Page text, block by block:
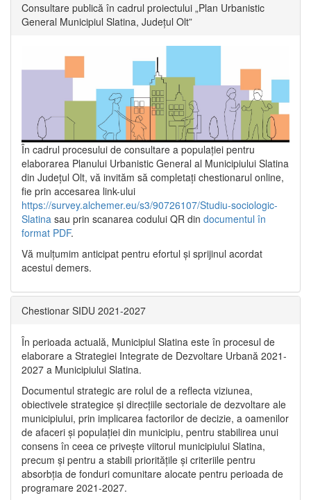
Consultare publică în cadrul proiectului „Plan Urbanistic
General Municipiul Slatina, Județul Olt”
În cadrul procesului de consultare a populaţiei pentru
elaborarea Planului Urbanistic General al Municipiului Slatina
din Județul Olt, vă invităm să completați chestionarul online,
fie prin accesarea link-ului
https://survey.alchemer.eu/s3/90726107/Studiu-sociologic-
Slatina sau prin scanarea codului QR din documentul în
format PDF.
Vă mulţumim anticipat pentru efortul şi sprijinul acordat
acestui demers.
Chestionar SIDU 2021-2027
În perioada actuală, Municipiul Slatina este în procesul de
elaborare a Strategiei Integrate de Dezvoltare Urbană 2021‐
2027 a Municipiului Slatina.
Documentul strategic are rolul de a reflecta viziunea,
obiectivele strategice și direcțiile sectoriale de dezvoltare ale
municipiului, prin implicarea factorilor de decizie, a oamenilor
de afaceri și populației din municipiu, pentru stabilirea unui
consens în ceea ce privește viitorul municipiului Slatina,
precum și pentru a stabili prioritățile și criteriile pentru
absorbția de fonduri comunitare alocate pentru perioada de
programare 2021-2027.